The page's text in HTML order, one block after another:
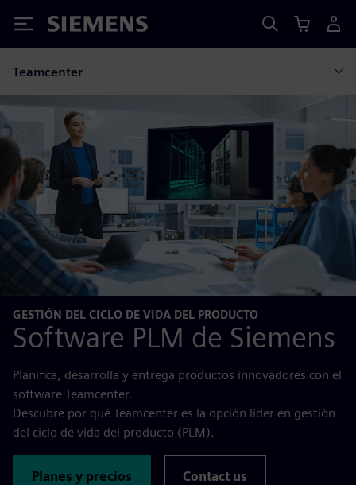
Siemens
Teamcenter
GESTIÓN DEL CICLO DE VIDA DEL PRODUCTO
Software PLM de Siemens
Planifica, desarrolla y entrega productos innovadores con el
software Teamcenter.
Descubre por qué Teamcenter es la opción líder en gestión
del ciclo de vida del producto (PLM).
Planes y precios Contact us